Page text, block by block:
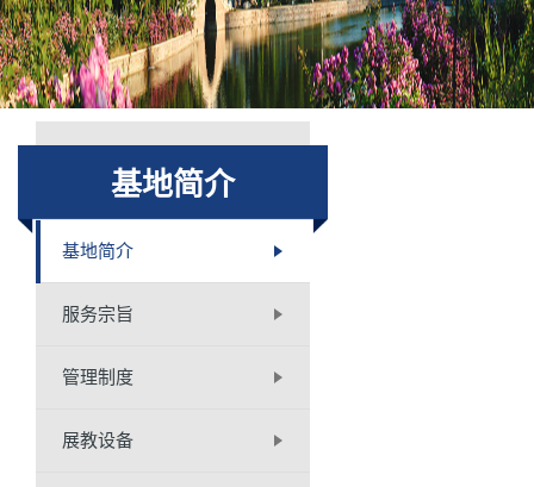
基地简介
基地简介
服务宗旨
管理制度
展教设备